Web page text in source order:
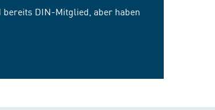
DIN-Mitglied, aber haben